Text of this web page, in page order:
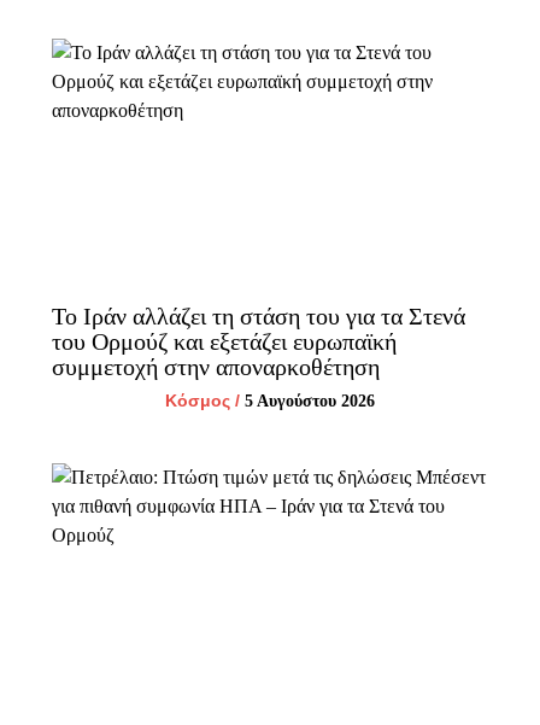
Το Ιράν αλλάζει τη στάση του για τα Στενά
του Ορμούζ και εξετάζει ευρωπαϊκή
συμμετοχή στην αποναρκοθέτηση
Κόσμος / 5 Αυγούστου 2026